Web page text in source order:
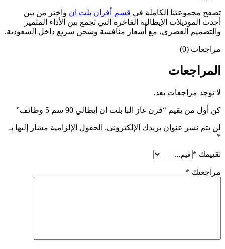
تصفح مجموعتنا الكاملة في قسم أفران بلت ان واختر من بين
أحدث الموديلات الإيطالية الفاخرة التي تجمع بين الأداء المتميز
والتصميم العصري، مع أسعار منافسة وشحن سريع داخل السعودية.
مراجعات (0)
المراجعات
لا توجد مراجعات بعد.
كن أول من يقيم “فرن غاز البا بلت ان إيطالي 90 سم 5 وظائف”
لن يتم نشر عنوان بريدك الإلكتروني. الحقول الإلزامية مشار إليها بـ
*
تقييمك *
مراجعتك *